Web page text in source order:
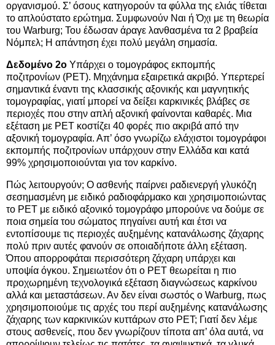
οργανισμού. Σ’ όσους κατηγορούν τα φύλλα της ελιάς τίθεται
το απλούστατο ερώτημα. Συμφωνούν Ναι ή Όχι με τη θεωρία
του Warburg; Του έδωσαν άραγε λανθασμένα τα 2 βραβεία
Νόμπελ; Η απάντηση έχει πολύ μεγάλη σημασία.
Δεδομένο 2ο Υπάρχει ο τομογράφος εκπομπής
ποζιτρονίων (PET). Μηχάνημα εξαιρετικά ακριβό. Υπερτερεί
σημαντικά έναντι της κλασσικής αξονικής και μαγνητικής
τομογραφίας, γιατί μπορεί να δείξει καρκινικές βλάβες σε
περιοχές που στην απλή αξονική φαίνονται καθαρές. Μια
εξέταση με PET κοστίζει 40 φορές πιο ακριβά από την
αξονική τομογραφία. Απ’ όσο γνωρίζω ελάχιστοι τομογράφοι
εκπομπής ποζιτρονίων υπάρχουν στην Ελλάδα και κατά
99% χρησιμοποιούνται για τον καρκίνο.
Πώς λειτουργούν; Ο ασθενής παίρνει ραδιενεργή γλυκόζη
σεσημασμένη με ειδικό ραδιοφάρμακο και χρησιμοποιώντας
το PET με ειδικό αξονικό τομογράφο μπορούνε να δούμε σε
ποια σημεία του σώματος πηγαίνει αυτή και έτσι να
εντοπίσουμε τις περιοχές αυξημένης κατανάλωσης ζάχαρης
πολύ πριν αυτές φανούν σε οποιαδήποτε άλλη εξέταση.
Όπου απορροφάται περισσότερη ζάχαρη υπάρχει και
υποψία όγκου. Σημειωτέον ότι ο PET θεωρείται η πιο
προχωρημένη τεχνολογικά εξέταση διαγνώσεως καρκίνου
αλλά και μεταστάσεων. Αν δεν είναι σωστός ο Warburg, πως
χρησιμοποιούμε τις αρχές του περί αυξημένης κατανάλωσης
ζάχαρης των καρκινικών κυττάρων στο PET; Γιατί δεν λέμε
στους ασθενείς, που δεν γνωρίζουν τίποτα απ’ όλα αυτά, να